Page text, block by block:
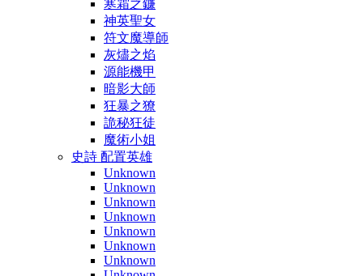
寒霜之鐮
神英聖女
符文魔導師
灰燼之焰
源能機甲
暗影大師
狂暴之獠
詭秘狂徒
魔術小姐
史詩 配置英雄
Unknown
Unknown
Unknown
Unknown
Unknown
Unknown
Unknown